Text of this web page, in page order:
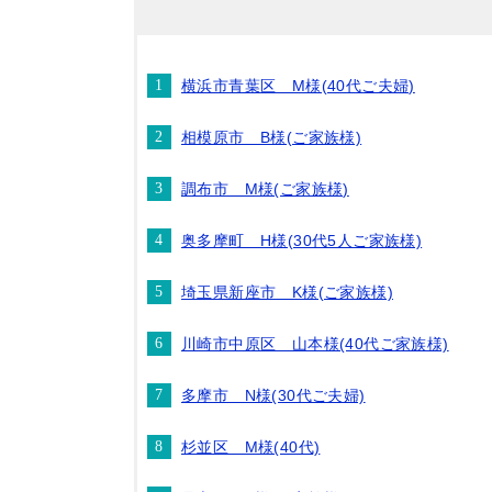
横浜市青葉区 M様(40代ご夫婦)
相模原市 B様(ご家族様)
調布市 M様(ご家族様)
奥多摩町 H様(30代5人ご家族様)
埼玉県新座市 K様(ご家族様)
川崎市中原区 山本様(40代ご家族様)
多摩市 N様(30代ご夫婦)
杉並区 M様(40代)